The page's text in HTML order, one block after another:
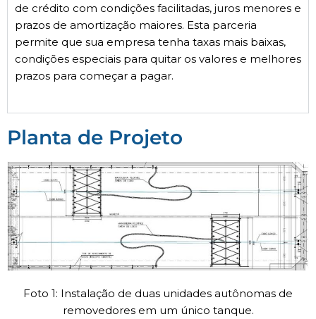
de crédito com condições facilitadas, juros menores e
prazos de amortização maiores. Esta parceria
permite que sua empresa tenha taxas mais baixas,
condições especiais para quitar os valores e melhores
prazos para começar a pagar.
Planta de Projeto
Foto 1: Instalação de duas unidades autônomas de
removedores em um único tanque.